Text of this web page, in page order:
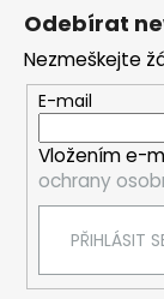
Odebírat
Nezmeškejte
E-mail
Vložením e-
ochrany
PŘIHLÁSIT